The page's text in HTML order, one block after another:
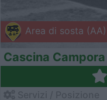
Area di sosta (AA)
Cascina Campora